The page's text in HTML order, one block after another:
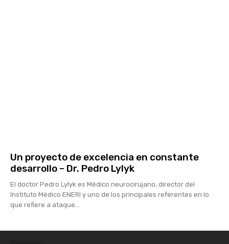
Un proyecto de excelencia en constante
desarrollo – Dr. Pedro Lylyk
El doctor Pedro Lylyk es Médico neurocirujano, director del
Instituto Médico ENERI y uno de los principales referentes en lo
que refiere a ataque...